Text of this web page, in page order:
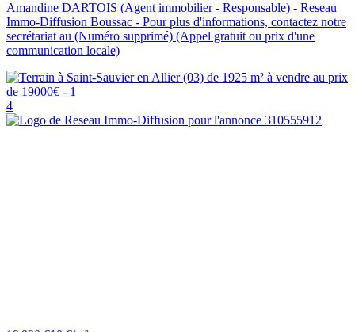
Amandine DARTOIS (Agent immobilier - Responsable) - Reseau
Immo-Diffusion Boussac - Pour plus d'informations, contactez notre
secrétariat au (Numéro supprimé) (Appel gratuit ou prix d'une
communication locale)
4